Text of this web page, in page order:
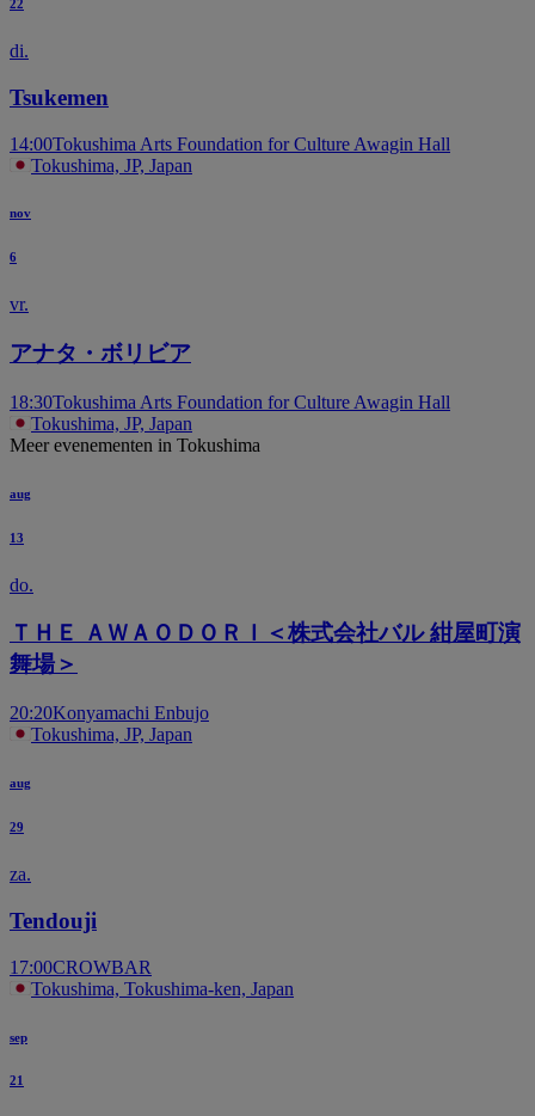
22
di.
Tsukemen
14:00Tokushima Arts Foundation for Culture Awagin Hall
Tokushima, JP, Japan
nov
6
vr.
アナタ・ボリビア
18:30Tokushima Arts Foundation for Culture Awagin Hall
Tokushima, JP, Japan
Meer evenementen in Tokushima
aug
13
do.
ＴＨＥ ＡＷＡＯＤＯＲＩ＜株式会社バル 紺屋町演
舞場＞
20:20Konyamachi Enbujo
Tokushima, JP, Japan
aug
29
za.
Tendouji
17:00CROWBAR
Tokushima, Tokushima-ken, Japan
sep
21